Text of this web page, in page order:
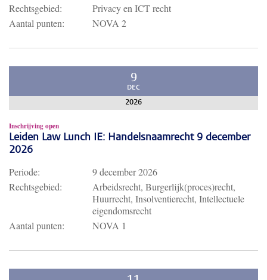
Rechtsgebied:
Privacy en ICT recht
Aantal punten:
NOVA 2
9
DEC
2026
Inschrijving open
Leiden Law Lunch IE: Handelsnaamrecht 9 december
2026
Periode:
9 december 2026
Rechtsgebied:
Arbeidsrecht, Burgerlijk(proces)recht,
Huurrecht, Insolventierecht, Intellectuele
eigendomsrecht
Aantal punten:
NOVA 1